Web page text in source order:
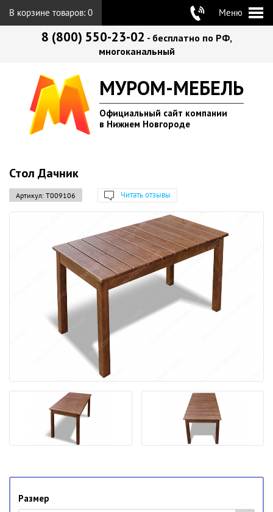
В корзине товаров: 0 Меню
8 (800) 550-23-02 - бесплатно по РФ,
многоканальный
МУРОМ-МЕБЕЛЬ
Официальный сайт компании
в Нижнем Новгороде
Стол Дачник
Артикул: Т009106 Читать отзывы
Размер